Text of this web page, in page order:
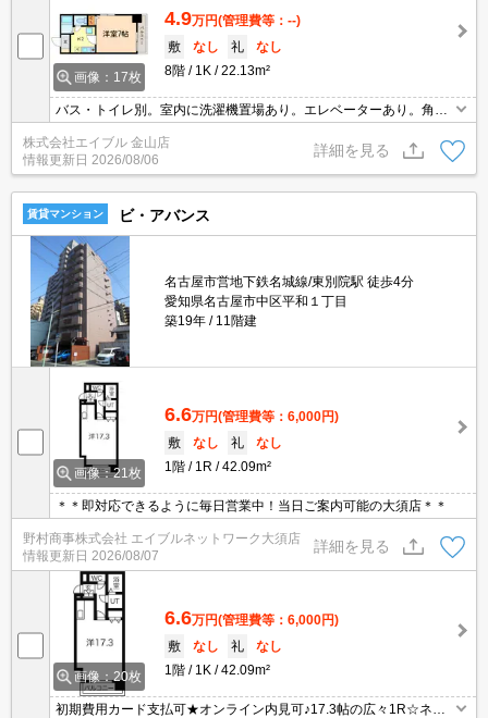
画像：17枚
4.9万円(管理費等：--)
敷
なし 礼
なし
8階
1K 22.13m²
バス・トイレ別。室内に洗濯機置場あり。エレベーターあり。角部
屋。ガスコンロ付き。
株式会社エイブル 金山店
情報更新日 2026/08/06
詳細を見る
賃貸マンション ビ・アバンス
名古屋市営地下鉄名城線/東別院駅 徒歩4分
愛知県名古屋市中区平和１丁目
築19年
11階建
画像：21枚
6.6万円(管理費等：6,000円)
敷
なし 礼
なし
1階
1R 42.09m²
＊＊即対応できるように毎日営業中！当日ご案内可能の大須店＊＊
野村商事株式会社 エイブルネットワーク大須店
情報更新日 2026/08/07
詳細を見る
画像：20枚
6.6万円(管理費等：6,000円)
敷
なし 礼
なし
1階
1K 42.09m²
初期費用カード支払可★オンライン内見可♪17.3帖の広々1R☆ネッ